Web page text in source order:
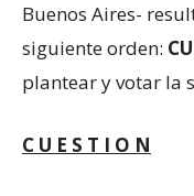
Buenos Aires-
siguiente orden:
plantear y votar la
C U E S T I O N